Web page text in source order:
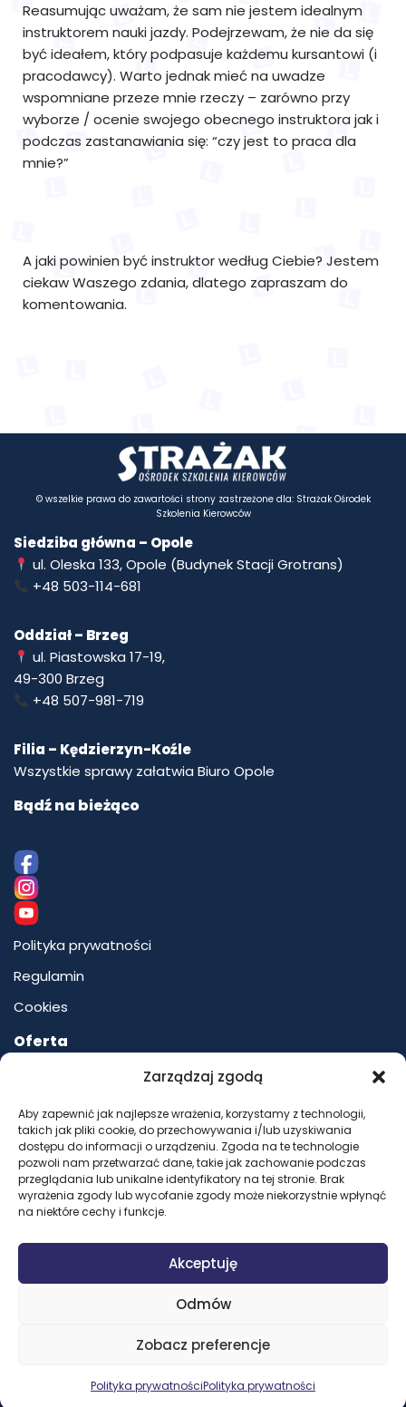
Zarządzaj zgodą
Aby zapewnić jak najlepsze wrażenia, korzystamy z technologii,
takich jak pliki cookie, do przechowywania i/lub uzyskiwania
dostępu do informacji o urządzeniu. Zgoda na te technologie
pozwoli nam przetwarzać dane, takie jak zachowanie podczas
przeglądania lub unikalne identyfikatory na tej stronie. Brak
wyrażenia zgody lub wycofanie zgody może niekorzystnie wpłynąć
na niektóre cechy i funkcje.
Akceptuję
Odmów
Zobacz preferencje
Polityka prywatnościPolityka prywatności
Reasumując uważam, że sam nie jestem idealnym
instruktorem nauki jazdy. Podejrzewam, że nie da się
być ideałem, który podpasuje każdemu kursantowi (i
pracodawcy). Warto jednak mieć na uwadze
wspomniane przeze mnie rzeczy – zarówno przy
wyborze / ocenie swojego obecnego instruktora jak i
podczas zastanawiania się: “czy jest to praca dla
mnie?”
A jaki powinien być instruktor według Ciebie? Jestem
ciekaw Waszego zdania, dlatego zapraszam do
komentowania.
© wszelkie prawa do zawartości strony zastrzeżone dla: Strażak Ośrodek
Szkolenia Kierowców
Siedziba główna – Opole
ul. Oleska 133, Opole (Budynek Stacji Grotrans)
+48 503-114-681
Oddział – Brzeg
ul. Piastowska 17-19,
49-300 Brzeg
+48 507-981-719
Filia – Kędzierzyn-Koźle
Wszystkie sprawy załatwia Biuro Opole
Bądź na bieżąco
Polityka prywatności
Regulamin
Cookies
Oferta
Motocyklowa szkoła jazdy
Kierowca zawodowy
Kursy ADR
Kursy instruktorskie
Kursy specjalistyczne
Kursy dla strażaków
Rekonwersja dla żołnierzy
Dofinansowanie do kursów
Zobacz pełną ofertę →